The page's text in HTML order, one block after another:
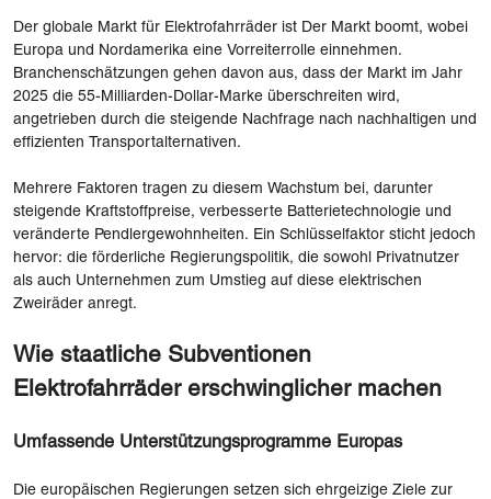
Der globale Markt für Elektrofahrräder ist Der Markt boomt, wobei
Europa und Nordamerika eine Vorreiterrolle einnehmen.
Branchenschätzungen gehen davon aus, dass der Markt im Jahr
2025 die 55-Milliarden-Dollar-Marke überschreiten wird,
angetrieben durch die steigende Nachfrage nach nachhaltigen und
effizienten Transportalternativen.
Mehrere Faktoren tragen zu diesem Wachstum bei, darunter
steigende Kraftstoffpreise, verbesserte Batterietechnologie und
veränderte Pendlergewohnheiten. Ein Schlüsselfaktor sticht jedoch
hervor: die förderliche Regierungspolitik, die sowohl Privatnutzer
als auch Unternehmen zum Umstieg auf diese elektrischen
Zweiräder anregt.
Wie staatliche Subventionen
Elektrofahrräder erschwinglicher machen
Umfassende Unterstützungsprogramme Europas
Die europäischen Regierungen setzen sich ehrgeizige Ziele zur